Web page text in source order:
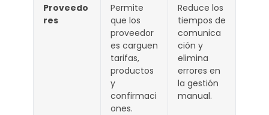
Proveedo
res
Permite
que los
proveedor
es carguen
tarifas,
productos
y
confirmaci
ones.
Reduce los
tiempos de
comunica
ción y
elimina
errores en
la gestión
manual.